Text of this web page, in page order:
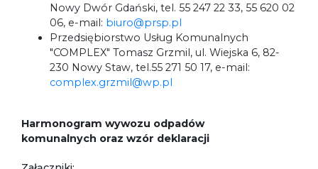
Nowy Dwór Gdański, tel. 55 247 22 33, 55 620 02
06, e-mail: biuro@prsp.pl
Przedsiębiorstwo Usług Komunalnych
"COMPLEX" Tomasz Grzmil, ul. Wiejska 6, 82-
230 Nowy Staw, tel.55 271 50 17, e-mail:
complex.grzmil@wp.pl
Harmonogram wywozu odpadów
komunalnych oraz wzór deklaracji